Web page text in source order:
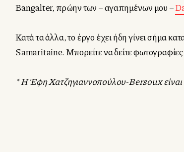
Bangalter, πρώην των – αγαπημένων μου –
Κατά τα άλλα, το έργο έχει ήδη γίνει σήμα
Samaritaine. Μπορείτε να δείτε
* Η Έφη Χατζηγιαννοπούλου-Bersoux